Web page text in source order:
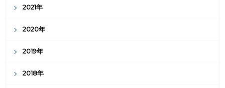
2021年
2020年
2019年
2018年